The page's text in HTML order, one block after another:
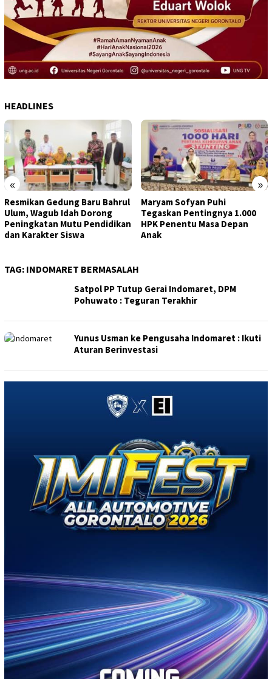
HEADLINES
« »
Resmikan Gedung Baru Bahrul
Ulum, Wagub Idah Dorong
Peningkatan Mutu Pendidikan
dan Karakter Siswa
Maryam Sofyan Puhi
Tegaskan Pentingnya 1.000
HPK Penentu Masa Depan
Anak
TAG: INDOMARET BERMASALAH
Satpol PP Tutup Gerai Indomaret, DPM
Pohuwato : Teguran Terakhir
Yunus Usman ke Pengusaha Indomaret : Ikuti
Aturan Berinvestasi